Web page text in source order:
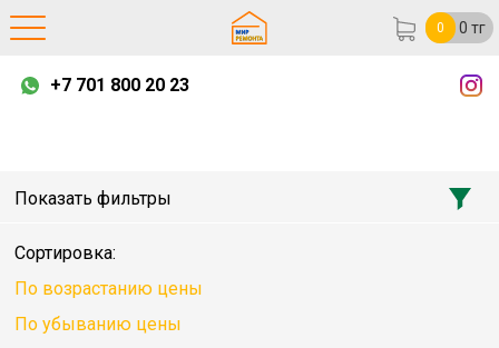
0 0 тг
+7 701 800 20 23
Показать фильтры
Сортировка:
По возрастанию цены
По убыванию цены